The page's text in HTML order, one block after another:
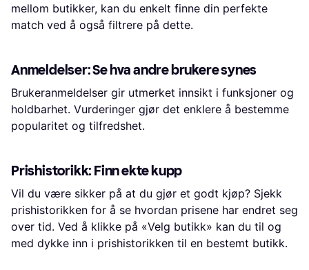
mellom butikker, kan du enkelt finne din perfekte
match ved å også filtrere på dette.
Anmeldelser: Se hva andre brukere synes
Brukeranmeldelser gir utmerket innsikt i funksjoner og
holdbarhet. Vurderinger gjør det enklere å bestemme
popularitet og tilfredshet.
Prishistorikk: Finn ekte kupp
Vil du være sikker på at du gjør et godt kjøp? Sjekk
prishistorikken for å se hvordan prisene har endret seg
over tid. Ved å klikke på «Velg butikk» kan du til og
med dykke inn i prishistorikken til en bestemt butikk.